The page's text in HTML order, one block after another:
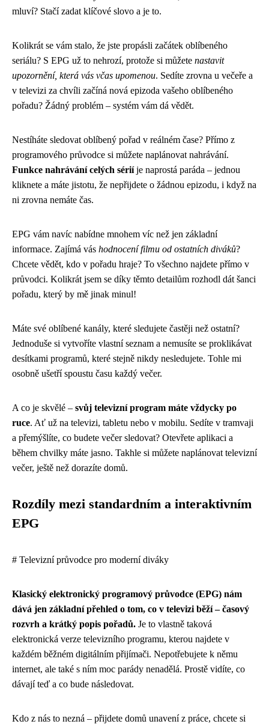
mluví? Stačí zadat klíčové slovo a je to.
Kolikrát se vám stalo, že jste propásli začátek oblíbeného
seriálu? S EPG už to nehrozí, protože si můžete nastavit
upozornění, která vás včas upomenou. Sedíte zrovna u večeře a
v televizi za chvíli začíná nová epizoda vašeho oblíbeného
pořadu? Žádný problém – systém vám dá vědět.
Nestíháte sledovat oblíbený pořad v reálném čase? Přímo z
programového průvodce si můžete naplánovat nahrávání.
Funkce nahrávání celých sériíje naprostá paráda – jednou
kliknete a máte jistotu, že nepřijdete o žádnou epizodu, i když na
ni zrovna nemáte čas.
EPG vám navíc nabídne mnohem víc než jen základní
informace. Zajímá vás hodnocení filmu od ostatních diváků?
Chcete vědět, kdo v pořadu hraje? To všechno najdete přímo v
průvodci. Kolikrát jsem se díky těmto detailům rozhodl dát šanci
pořadu, který by mě jinak minul!
Máte své oblíbené kanály, které sledujete častěji než ostatní?
Jednoduše si vytvoříte vlastní seznam a nemusíte se proklikávat
desítkami programů, které stejně nikdy nesledujete. Tohle mi
osobně ušetří spoustu času každý večer.
A co je skvělé – svůj televizní program máte vždycky po
ruce. Ať už na televizi, tabletu nebo v mobilu. Sedíte v tramvaji
a přemýšlíte, co budete večer sledovat? Otevřete aplikaci a
během chvilky máte jasno. Takhle si můžete naplánovat televizní
večer, ještě než dorazíte domů.
Rozdíly mezi standardním a interaktivním
EPG
# Televizní průvodce pro moderní diváky
Klasický elektronický programový průvodce (EPG) nám
dává jen základní přehled o tom, co v televizi běží – časový
rozvrh a krátký popis pořadů. Je to vlastně taková
elektronická verze televizního programu, kterou najdete v
každém běžném digitálním přijímači. Nepotřebujete k němu
internet, ale také s ním moc parády nenadělá. Prostě vidíte, co
dávají teď a co bude následovat.
Kdo z nás to nezná – přijdete domů unavení z práce, chcete si